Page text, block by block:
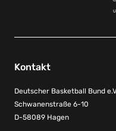
Kontakt
Deutscher Basketball Bund
Schwanenstraße 6-10
D-58089 Hagen